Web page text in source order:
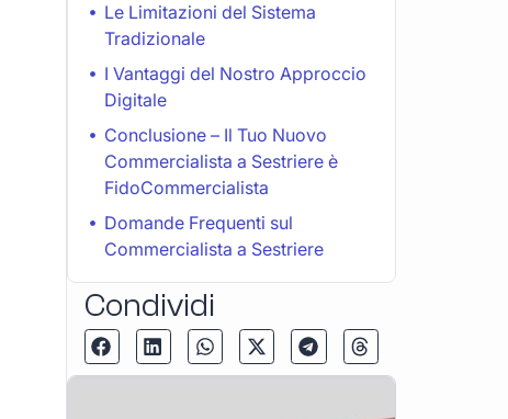
Le Limitazioni del Sistema
Tradizionale
I Vantaggi del Nostro Approccio
Digitale
Conclusione – Il Tuo Nuovo
Commercialista a Sestriere è
FidoCommercialista
Domande Frequenti sul
Commercialista a Sestriere
Condividi